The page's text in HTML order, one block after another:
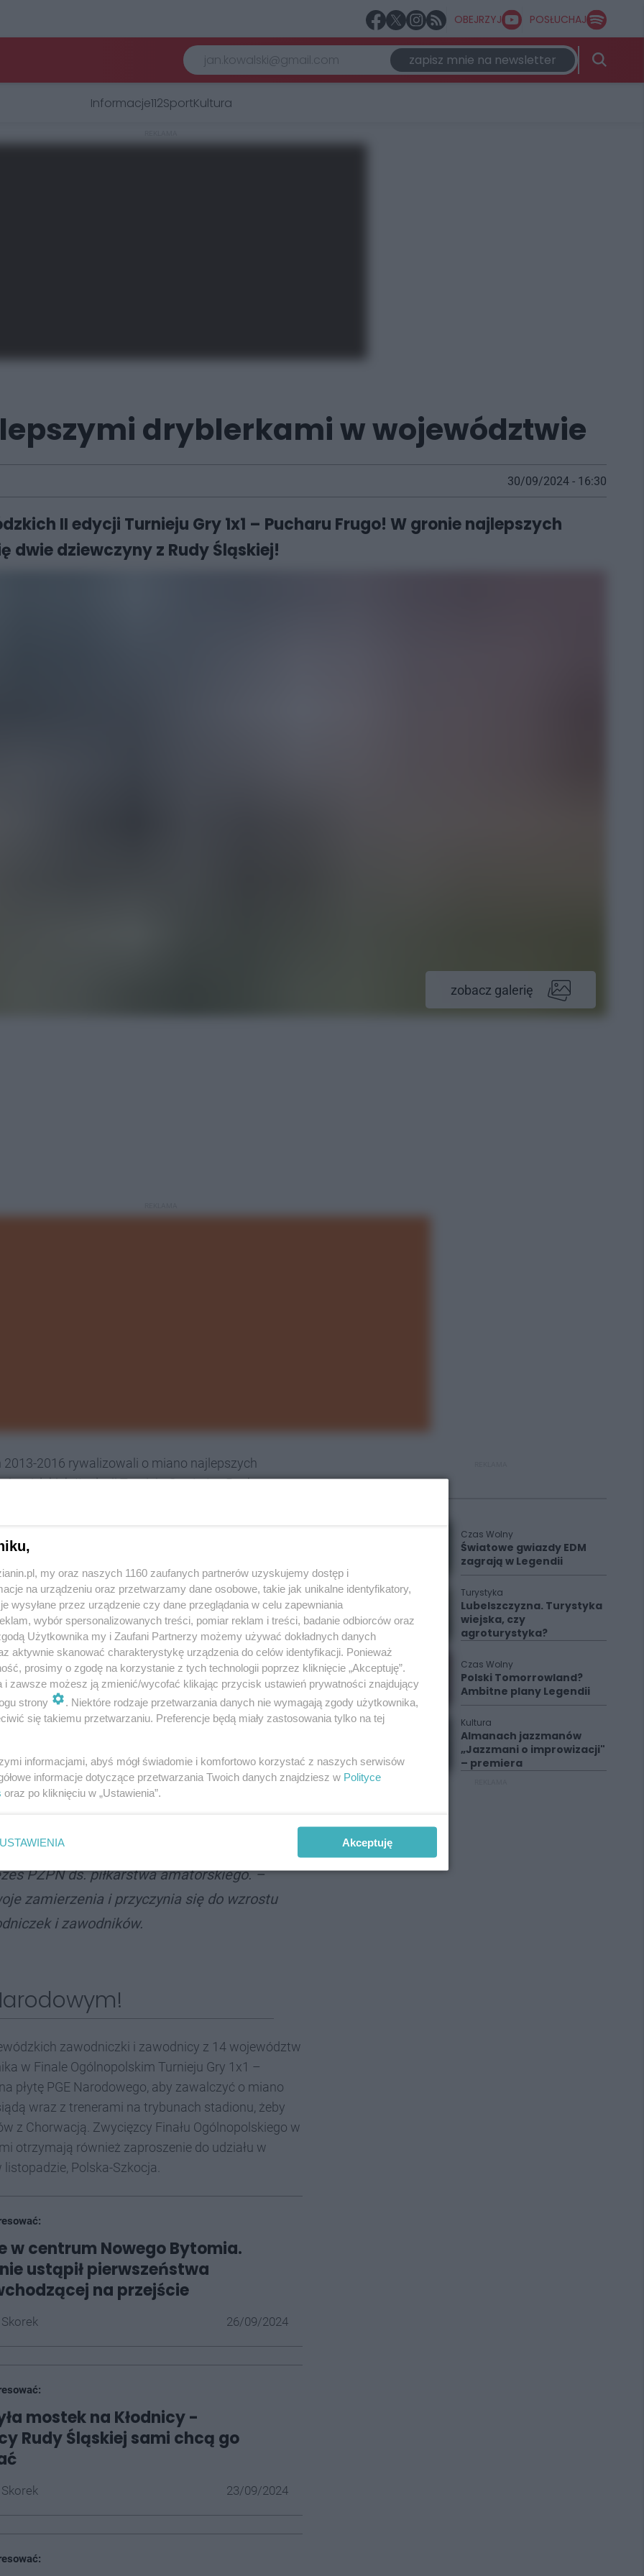
OBEJRZYJ POSŁUCHAJ
zapisz mnie na newsletter
Informacje112SportKultura
dryblerkami w województwie
30/09/2024 - 16:30
II edycji Turnieju Gry 1x1 – Pucharu Frugo! W gronie najlepszych
dwie dziewczyny z Rudy Śląskiej!
zobacz galerię
2013-2016 rywalizowali o miano najlepszych
II edycji Turnieju Gry 1x1 – Pucharu
w październiku w Finale Ogólnopolskim na PGE
zwycięzców wojewódzkich zostały:
Bumerang Ruda Śląska
Ruda Śląska
w rocznikach 2013-2016, którzy wzięli udział w
najlepszych dryblerek i dryblerów w swoich
również o awans do Finału Ogólnopolskiego i
sportowego rozgrywek w tegorocznej
odważniej poruszają się na boisku i
że trenerzy poświęcili większą uwagę
sztuki piłkarskiej w ostatnim roku –
PZPN ds. piłkarstwa amatorskiego. –
zamierzenia i przyczynia się do wzrostu
i zawodników.
zawodniczki i zawodnicy z 14 województw
w Finale Ogólnopolskim Turnieju Gry 1x1 –
płytę PGE Narodowego, aby zawalczyć o miano
wraz z trenerami na trybunach stadionu, żeby
z Chorwacją. Zwycięzcy Finału Ogólnopolskiego w
otrzymają również zaproszenie do udziału w
Polska-Szkocja.
w centrum Nowego Bytomia.
ustąpił pierwszeństwa
na przejście
26/09/2024
mostek na Kłodnicy -
Rudy Śląskiej sami chcą go
23/09/2024
Czas Wolny
Światowe gwiazdy EDM
zagrają w Legendii
Turystyka
Lubelszczyzna. Turystyka
wiejska, czy
agroturystyka?
Czas Wolny
Polski Tomorrowland?
Ambitne plany Legendii
Kultura
Almanach jazzmanów
„Jazzmani o improwizacji"
– premiera
my oraz naszych 1160 zaufanych partnerów uzyskujemy dostęp i
na urządzeniu oraz przetwarzamy dane osobowe, takie jak unikalne identyfikatory,
wysyłane przez urządzenie czy dane przeglądania w celu zapewniania
wybór spersonalizowanych treści, pomiar reklam i treści, badanie odbiorców oraz
Użytkownika my i Zaufani Partnerzy możemy używać dokładnych danych
aktywnie skanować charakterystykę urządzenia do celów identyfikacji. Ponieważ
prosimy o zgodę na korzystanie z tych technologii poprzez kliknięcie „Akceptuję”.
i zawsze możesz ją zmienić/wycofać klikając przycisk ustawień prywatności znajdujący
strony
. Niektóre rodzaje przetwarzania danych nie wymagają zgody użytkownika,
się takiemu przetwarzaniu. Preferencje będą miały zastosowania tylko na tej
informacjami, abyś mógł świadomie i komfortowo korzystać z naszych serwisów
informacje dotyczące przetwarzania Twoich danych znajdziesz w Polityce
oraz po kliknięciu w „Ustawienia”.
USTAWIENIA Akceptuję